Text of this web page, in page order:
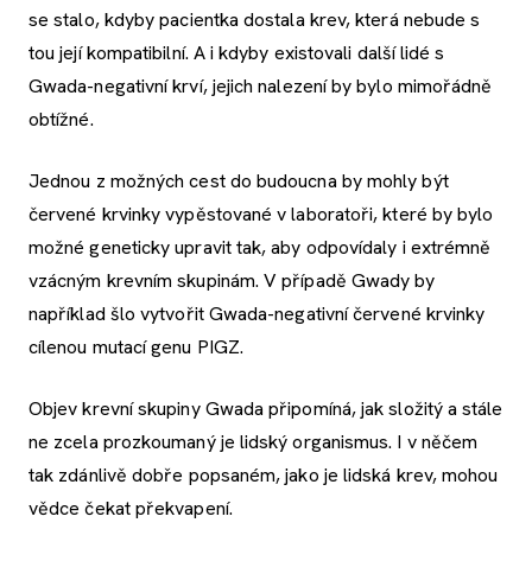
se stalo, kdyby pacientka dostala krev, která nebude s
tou její kompatibilní. A i kdyby existovali další lidé s
Gwada-negativní krví, jejich nalezení by bylo mimořádně
obtížné.
Jednou z možných cest do budoucna by mohly být
červené krvinky vypěstované v laboratoři, které by bylo
možné geneticky upravit tak, aby odpovídaly i extrémně
vzácným krevním skupinám. V případě Gwady by
například šlo vytvořit Gwada-negativní červené krvinky
cílenou mutací genu PIGZ.
Objev krevní skupiny Gwada připomíná, jak složitý a stále
ne zcela prozkoumaný je lidský organismus. I v něčem
tak zdánlivě dobře popsaném, jako je lidská krev, mohou
vědce čekat překvapení.